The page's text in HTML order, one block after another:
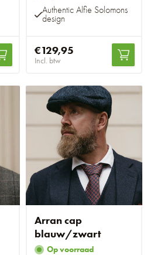
Authentic Alfie Solomons
design
€129,95
Incl. btw
Arran cap
blauw/zwart
Op voorraad